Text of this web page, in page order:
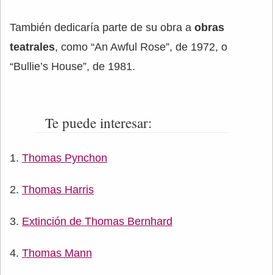
También dedicaría parte de su obra a obras
teatrales, como “An Awful Rose”, de 1972, o
“Bullie’s House”, de 1981.
Te puede interesar:
Thomas Pynchon
Thomas Harris
Extinción de Thomas Bernhard
Thomas Mann